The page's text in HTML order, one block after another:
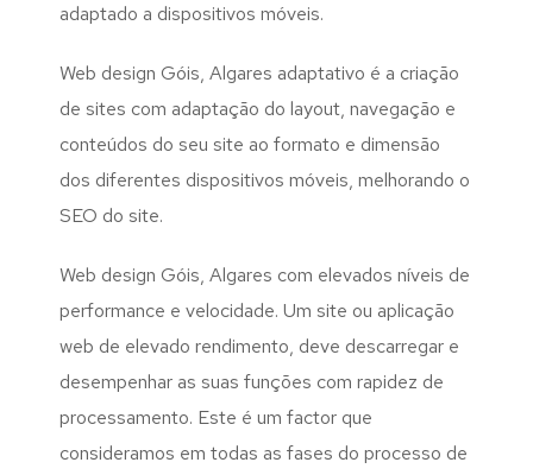
adaptado a dispositivos móveis.
Web design Góis, Algares adaptativo é a criação
de sites com adaptação do layout, navegação e
conteúdos do seu site ao formato e dimensão
dos diferentes dispositivos móveis, melhorando o
SEO do site.
Web design Góis, Algares com elevados níveis de
performance e velocidade. Um site ou aplicação
web de elevado rendimento, deve descarregar e
desempenhar as suas funções com rapidez de
processamento. Este é um factor que
consideramos em todas as fases do processo de